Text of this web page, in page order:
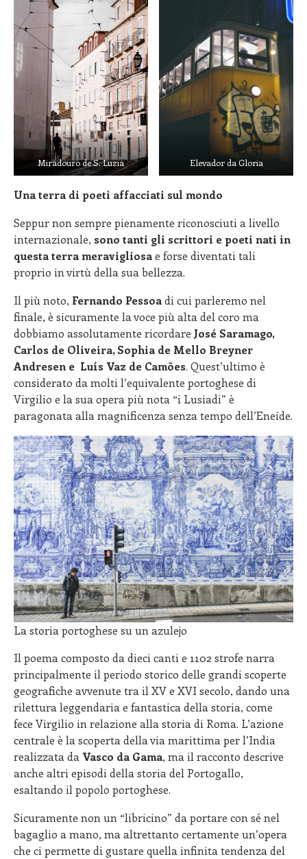
Miradouro de S. Luzia Elevador da Gloria
Una terra di poeti affacciati sul mondo
Seppur non sempre pienamente riconosciuti a livello
internazionale, sono tanti gli scrittori e poeti nati in
questa terra meravigliosae forse diventati tali
proprio in virtù della sua bellezza.
Il più noto, Fernando Pessoadi cui parleremo nel
finale, è sicuramente la voce più alta del coro ma
dobbiamo assolutamente ricordare José Saramago,
Carlos de Oliveira, Sophia de Mello Breyner
Andresen e Luís Vaz de Camões. Quest’ultimo è
considerato da molti l’equivalente portoghese di
Virgilio e la sua opera più nota “i Lusiadi” è
paragonata alla magnificenza senza tempo dell’Eneide.
La storia portoghese su un azulejo
Il poema composto da dieci canti e 1102 strofe narra
principalmente il periodo storico delle grandi scoperte
geografiche avvenute tra il XV e XVI secolo, dando una
rilettura leggendaria e fantastica della storia, come
fece Virgilio in relazione alla storia di Roma. L’azione
centrale è la scoperta della via marittima per l’India
realizzata da Vasco da Gama, ma il racconto descrive
anche altri episodi della storia del Portogallo,
esaltando il popolo portoghese.
Sicuramente non un “libricino” da portare con sé nel
bagaglio a mano, ma altrettanto certamente un’opera
che ci permette di gustare quella infinita tendenza del